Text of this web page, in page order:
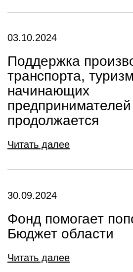
03.10.2024
Поддержка
транспорта,
начинающих
предпринимателей
продолжается
Читать далее
30.09.2024
Фонд помогает
Бюджет области
Читать далее